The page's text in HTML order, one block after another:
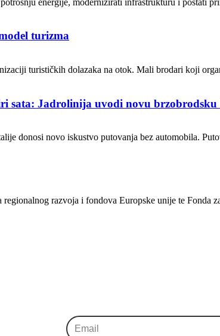
turizma
turističkih dolazaka na otok. Mali brodari koji
sata: Jadrolinija uvodi novu
donosi novo iskustvo putovanja bez automobila.
razvoja i fondova Europske unije te Fonda